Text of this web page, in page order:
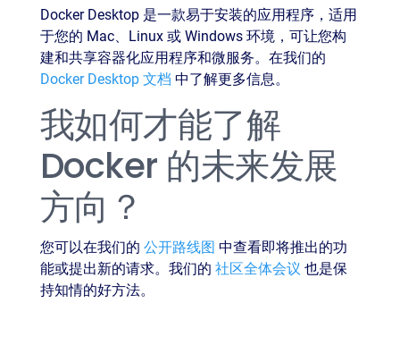
Docker Desktop 是一款易于安装的应用程序，适用
于您的 Mac、Linux 或 Windows 环境，可让您构
建和共享容器化应用程序和微服务。在我们的
Docker Desktop 文档 中了解更多信息。
我如何才能了解
Docker 的未来发展
方向？
您可以在我们的 公开路线图 中查看即将推出的功
能或提出新的请求。我们的 社区全体会议 也是保
持知情的好方法。